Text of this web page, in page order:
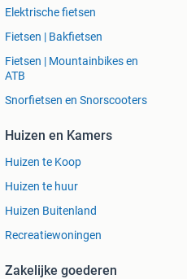
Elektrische fietsen
Fietsen | Bakfietsen
Fietsen | Mountainbikes en
ATB
Snorfietsen en Snorscooters
Huizen en Kamers
Huizen te Koop
Huizen te huur
Huizen Buitenland
Recreatiewoningen
Zakelijke goederen